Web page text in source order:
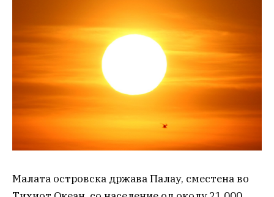
Малата островска држава Палау, сместена во